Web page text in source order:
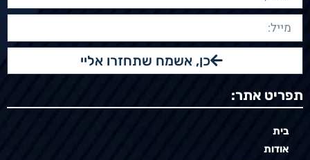
כן, אשמח שתחזרו אליי
תפריט אתר:
בית
אודות